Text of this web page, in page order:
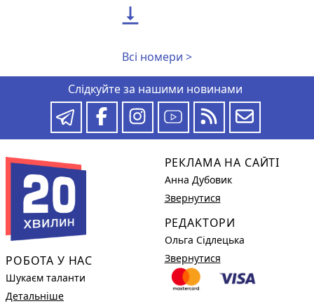

Всі номери >
Слідкуйте за нашими новинами
РОБОТА У НАС
Шукаєм таланти
Детальніше
РЕКЛАМА НА САЙТІ
Анна Дубовик
Звернутися
РЕДАКТОРИ
Ольга Сідлецька
Звернутися